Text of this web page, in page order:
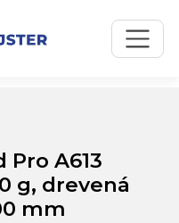
1000 g, drevená
Pro A613
g, drevená
mm